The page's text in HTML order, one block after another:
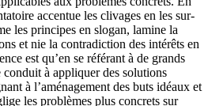
accentue les clivages en les sur-
les principes en slogan, lamine la
et nie la contradiction des intérêts en
est qu’en se référant à de grands
à appliquer des solutions
à l’aménagement des buts idéaux et
les problèmes plus concrets sur